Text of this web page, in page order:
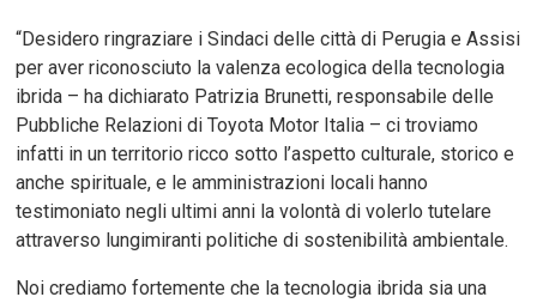
“Desidero ringraziare i Sindaci delle città di Perugia e Assisi
per aver riconosciuto la valenza ecologica della tecnologia
ibrida – ha dichiarato Patrizia Brunetti, responsabile delle
Pubbliche Relazioni di Toyota Motor Italia – ci troviamo
infatti in un territorio ricco sotto l’aspetto culturale, storico e
anche spirituale, e le amministrazioni locali hanno
testimoniato negli ultimi anni la volontà di volerlo tutelare
attraverso lungimiranti politiche di sostenibilità ambientale.
Noi crediamo fortemente che la tecnologia ibrida sia una